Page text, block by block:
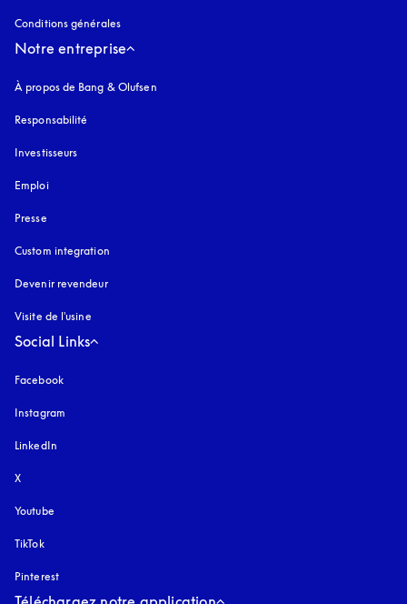
Conditions générales
Notre entreprise
À propos de Bang & Olufsen
Responsabilité
Investisseurs
Emploi
Presse
Custom integration
Devenir revendeur
Visite de l'usine
Social Links
Facebook
Instagram
LinkedIn
X
Youtube
TikTok
Pinterest